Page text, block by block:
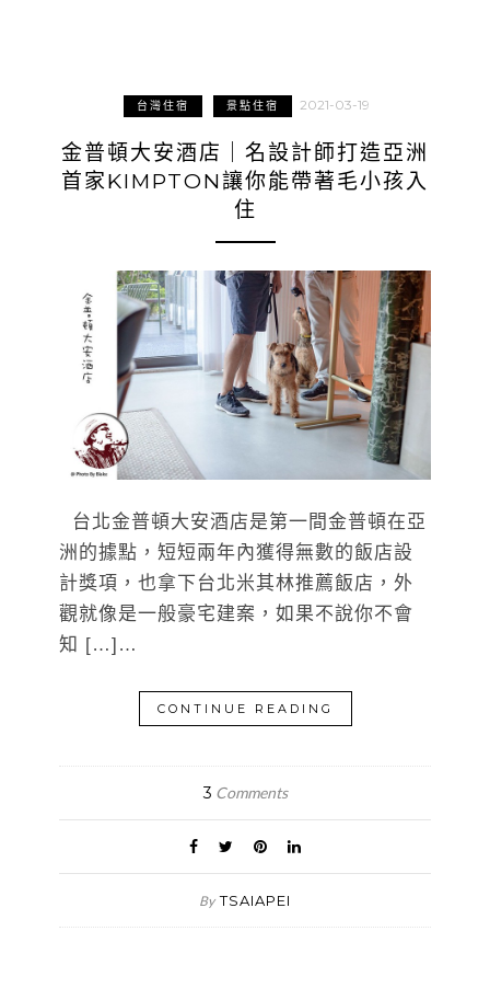
台灣住宿 景點住宿 2021-03-19
金普頓大安酒店｜名設計師打造亞洲
首家KIMPTON讓你能帶著毛小孩入
住
台北金普頓大安酒店是第一間金普頓在亞
洲的據點，短短兩年內獲得無數的飯店設
計獎項，也拿下台北米其林推薦飯店，外
觀就像是一般豪宅建案，如果不說你不會
知 […]…
CONTINUE READING
3 Comments
By TSAIAPEI